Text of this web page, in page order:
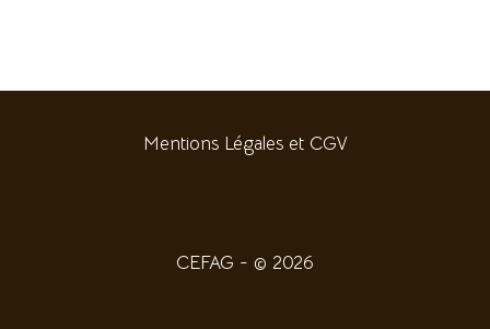
Mentions Légales et CGV
CEFAG - © 2026